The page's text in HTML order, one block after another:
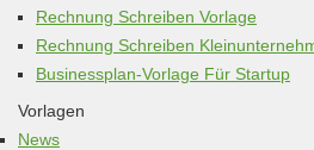
Rechnung Schreiben Vorlage
Rechnung Schreiben
Businessplan-Vorlage Für Startup
Vorlagen
News